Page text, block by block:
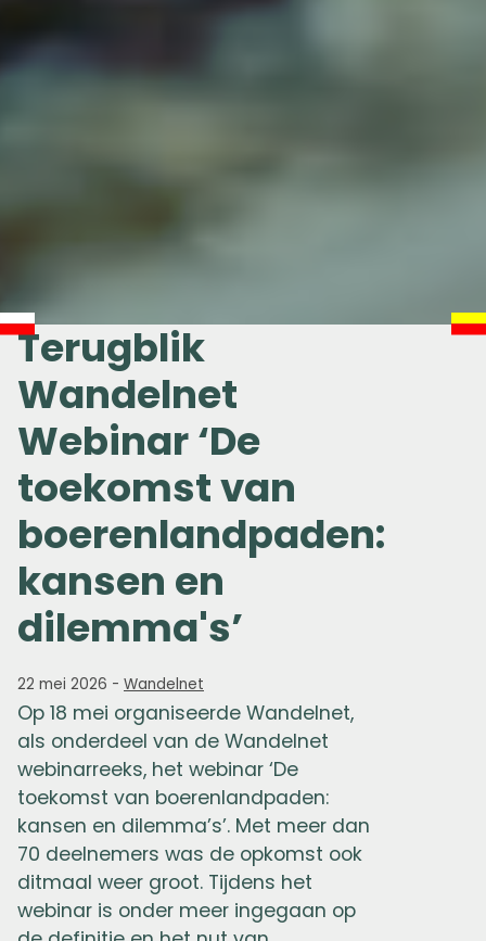
Terugblik
Wandelnet
Webinar ‘De
toekomst van
boerenlandpaden:
kansen en
dilemma's’
22 mei 2026 - Wandelnet
Op 18 mei organiseerde Wandelnet,
als onderdeel van de Wandelnet
webinarreeks, het webinar ‘De
toekomst van boerenlandpaden:
kansen en dilemma’s’. Met meer dan
70 deelnemers was de opkomst ook
ditmaal weer groot. Tijdens het
webinar is onder meer ingegaan op